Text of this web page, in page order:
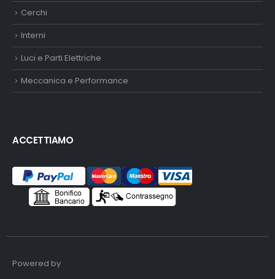
Cerchi
Interni
Luci e Parti Elettriche
Meccanica e Performance
ACCETTIAMO
Powered by